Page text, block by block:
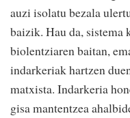
auzi isolatu bezala
baizik. Hau da, sistema
biolentziaren baitan,
indarkeriak hartzen
matxista. Indarkeria
gisa mantentzea